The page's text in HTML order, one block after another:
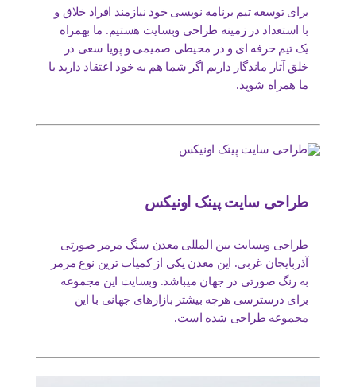
برای توسعه تیم برنامه نویسی خود نیازمند افراد خلاق و
با استعداد در زمینه طراحی وبسایت هستیم. ما بهمراه
یک تیم حرفه ای و در محیطی صمیمی و پویا سعی در
خلق آثار ماندگار داریم اگر شما هم به خود اعتقاد دارید با
ما همراه شوید.
طراحی سایت پینک اونیکس
طراحی وبسایت بین المللی معدن سنگ مرمر صورتی
آذربایجان غربی. این معدن یکی از کمیاب ترین نوع مرمر
به رنگ صورتی در جهان میباشد. وبسایت این مجموعه
برای درسترسی هرچه بیشتر بازارهای جهانی با این
مجموعه طراحی شده است.